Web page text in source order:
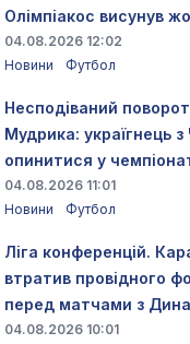
Олімпіакос висунув
04.08.2026 12:02
Новини
Футбол
Несподіваний
Мудрика: україгнець
опинитися у
04.08.2026 11:01
Новини
Футбол
Ліга конференцій.
втратив провідного
перед матчами з
04.08.2026 10:01